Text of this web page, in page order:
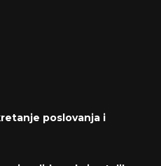
poslovanja i